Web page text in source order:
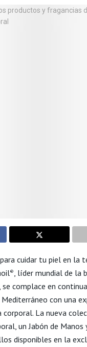
cuidar tu piel en la
®, líder mundial de la
se complace en
con una
La nueva
un Jabón de Manos
disponibles en la